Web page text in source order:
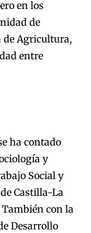
en los
de
de Agricultura,
entre
ha contado
y
Social y
Castilla-La
con la
Desarrollo